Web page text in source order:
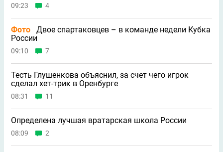
09:23 4
Фото
Двое спартаковцев – в команде недели Кубка
России
09:10 7
Тесть Глушенкова объяснил, за счет чего игрок
сделал хет-трик в Оренбурге
08:31 11
Определена лучшая вратарская школа России
08:09 2